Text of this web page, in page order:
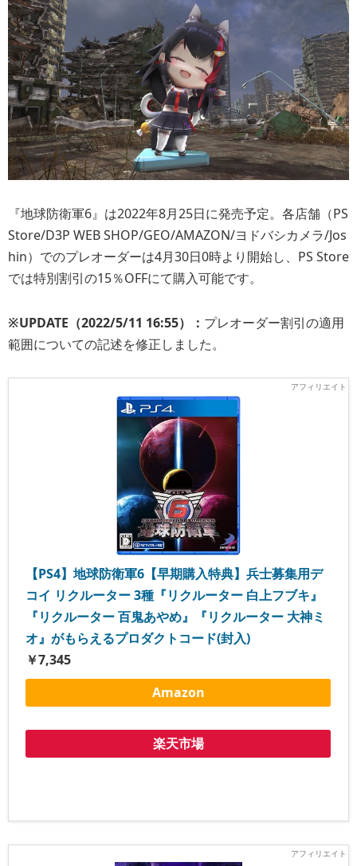
『地球防衛軍6』は2022年8月25日に発売予定。各店舗（PS
Store/D3P WEB SHOP/GEO/AMAZON/ヨドバシカメラ/Jos
hin）でのプレオーダーは4月30日0時より開始し、PS Store
では特別割引の15％OFFにて購入可能です。
※UPDATE（2022/5/11 16:55）： プレオーダー割引の適用
範囲についての記述を修正しました。
【PS4】地球防衛軍6【早期購入特典】兵士募集用デ
コイ リクルーター 3種『リクルーター 白上フブキ』
『リクルーター 百鬼あやめ』『リクルーター 大神ミ
オ』がもらえるプロダクトコード(封入)
￥7,345
Amazon
楽天市場